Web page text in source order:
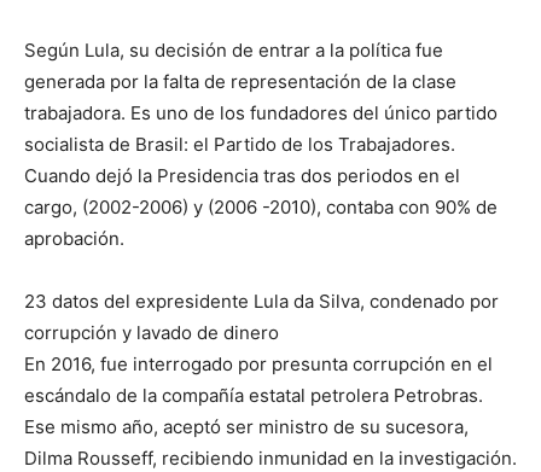
Según Lula, su decisión de entrar a la política fue
generada por la falta de representación de la clase
trabajadora. Es uno de los fundadores del único partido
socialista de Brasil: el Partido de los Trabajadores.
Cuando dejó la Presidencia tras dos periodos en el
cargo, (2002-2006) y (2006 -2010), contaba con 90% de
aprobación.
23 datos del expresidente Lula da Silva, condenado por
corrupción y lavado de dinero
En 2016, fue interrogado por presunta corrupción en el
escándalo de la compañía estatal petrolera Petrobras.
Ese mismo año, aceptó ser ministro de su sucesora,
Dilma Rousseff, recibiendo inmunidad en la investigación.